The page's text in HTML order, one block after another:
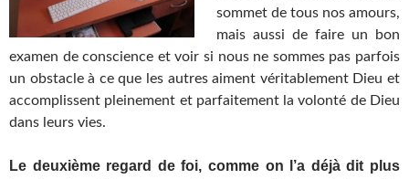
sommet de tous nos amours,
mais aussi de faire un bon
examen de conscience et voir si nous ne sommes pas parfois
un obstacle à ce que les autres aiment véritablement Dieu et
accomplissent pleinement et parfaitement la volonté de Dieu
dans leurs vies.
Le deuxième regard de foi, comme on l’a déjà dit plus